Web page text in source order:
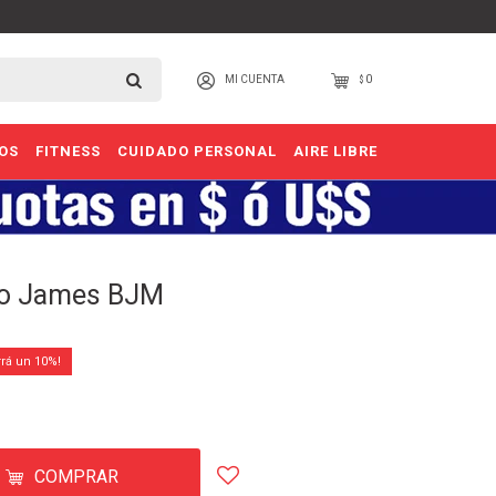
FITNESS CUIDADO PERSONAL AIRE LIBRE
$ 0
James BJM
10
COMPRAR